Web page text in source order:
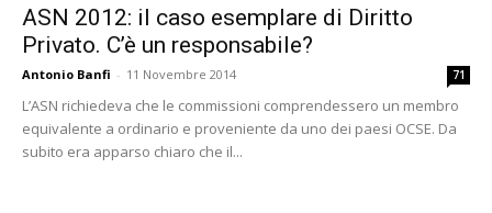
ASN 2012: il caso esemplare di Diritto
Privato. C’è un responsabile?
Antonio Banfi - 11 Novembre 2014 71
L’ASN richiedeva che le commissioni comprendessero un membro
equivalente a ordinario e proveniente da uno dei paesi OCSE. Da
subito era apparso chiaro che il...